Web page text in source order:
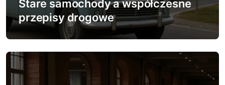
Stare samochody a współczesne
przepisy drogowe